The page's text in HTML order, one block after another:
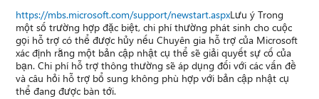
https://mbs.microsoft.com/support/newstart.aspxLưu ý Trong
một số trường hợp đặc biệt, chi phí thường phát sinh cho cuộc
gọi hỗ trợ có thể được hủy nếu Chuyên gia hỗ trợ của Microsoft
xác định rằng một bản cập nhật cụ thể sẽ giải quyết sự cố của
bạn. Chi phí hỗ trợ thông thường sẽ áp dụng đối với các vấn đề
và câu hỏi hỗ trợ bổ sung không phù hợp với bản cập nhật cụ
thể đang được bàn tới.